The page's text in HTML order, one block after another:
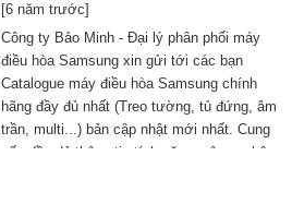
[6 năm trước]
Công ty Bảo Minh - Đại lý phân phối máy
điều hòa Samsung xin gửi tới các bạn
Catalogue máy điều hòa Samsung chính
hãng đầy đủ nhất (Treo tường, tủ đứng, âm
trần, multi...) bản cập nhật mới nhất. Cung
cấp đầy đủ thông tin tính năng, công nghệ